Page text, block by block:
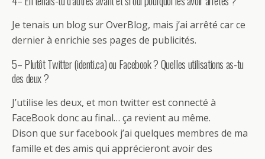
Je tenais un blog sur OverBlog, mais j’ai arrêté car ce
dernier à enrichie ses pages de publicités.
5– Plutôt Twitter (identi.ca) ou Facebook ? Quelles utilisations as-tu
des deux ?
J’utilise les deux, et mon twitter est connecté à
FaceBook donc au final… ça revient au même.
Dison que sur facebook j’ai quelques membres de ma
famille et des amis qui apprécieront avoir des